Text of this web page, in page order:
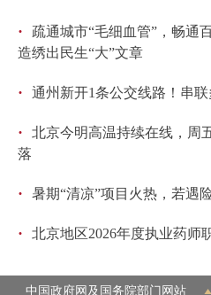
·
疏通城市“毛细血管”，畅通
造绣出民生“大”文章
· 通州新开1条公交线路！串
·
北京今明高温持续在线，周
落
· 暑期“清凉”项目火热，若遇
· 北京地区2026年度执业药师
中国政府网及国务院部门网站